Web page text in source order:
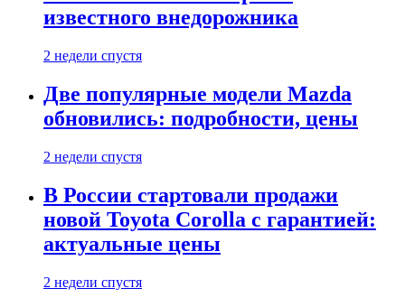
известного внедорожника
2 недели спустя
Две популярные модели Mazda
обновились: подробности, цены
2 недели спустя
В России стартовали продажи
новой Toyota Corolla с гарантией:
актуальные цены
2 недели спустя